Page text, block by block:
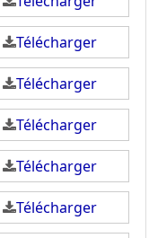
Télécharger
Télécharger
Télécharger
Télécharger
Télécharger